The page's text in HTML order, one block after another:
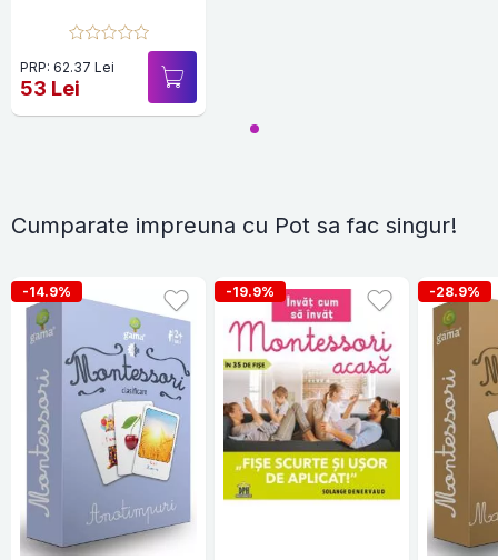
PRP: 62.37 Lei
53 Lei
Cumparate impreuna cu Pot sa fac singur!
-14.9% -19.9% -28.9%